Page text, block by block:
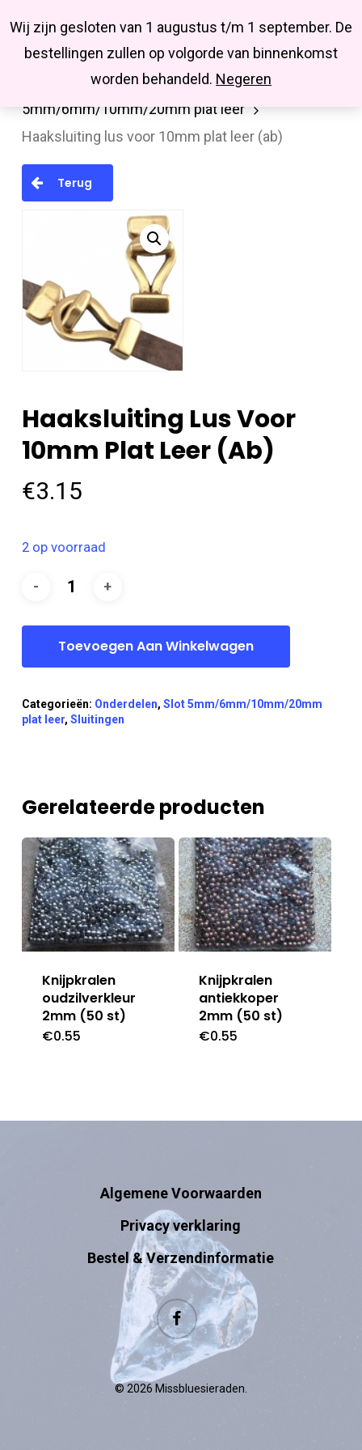
Wij zijn gesloten van 1 augustus t/m 1 september. De
bestellingen zullen op volgorde van binnenkomst
worden behandeld. Negeren
main
Missbluesieraden
searchaccount
Onderdelen Sluitingen
Slot
5mm/6mm/10mm/20mm plat leer
Haaksluiting lus voor 10mm plat leer (ab)
Terug
Haaksluiting Lus Voor
10mm Plat Leer (ab)
€3.15
2 op voorraad
Toevoegen Aan Winkelwagen
Categorieën: Onderdelen, Slot 5mm/6mm/10mm/20mm
plat leer, Sluitingen
Gerelateerde producten
Knijpkralen
oudzilverkleur
2mm (50 st)
€0.55
Knijpkralen
antiekkoper
2mm (50 st)
€0.55
Algemene Voorwaarden
Privacy verklaring
Bestel & Verzendinformatie
facebook
© 2026 Missbluesieraden.
Close